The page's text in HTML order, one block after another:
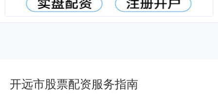
开远市股票配资服务指南